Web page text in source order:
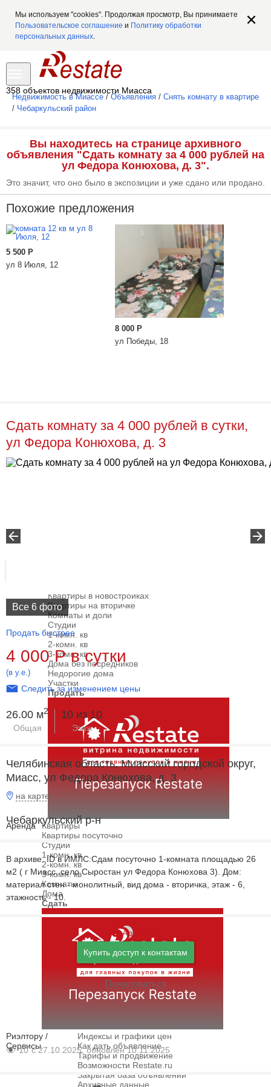
Мы используем "cookies". Продолжая просмотр, Вы принимаете
Пользовательское соглашение и Политику обработки
персональных данных.
358 объектов недвижимости Миасса
Квартиры в новостройках
Квартиры на вторичке
Комнаты и доли
Студии
1-комн. кв
2-комн. кв
3-комн. кв
Дома без посредников
Недорогие дома
Участки
Продать
Аренда
Квартиры
Квартиры посуточно
Студии
1-комн. кв
2-комн. кв
3-комн. кв
Комнаты
Дома
Сдать
Риэлтору /
Сервисы
Индексы и графики цен
Как дать объявление
Тарифы и продвижение
Возможности Restate.ru
Закрытая база объявлений
Архивные данные
Недвижимость в Миассе / Объявления / Снять комнату в квартире
/ Чебаркульский район
Вы находитесь на странице архивного
объявления "Сдать комнату за 4 000 рублей на
ул Федора Конюхова, д. 3".
Это значит, что оно было в экспозиции и уже сдано или продано.
Похожие предложения
5 500 Р
ул 8 Июля, 12
8 000 Р
ул Победы, 18
Сдать комнату за 4 000 рублей в сутки,
ул Федора Конюхова, д. 3
Все 6 фото
Продать быстрее
4 000Рв сутки
(в у.е.)
Следить за изменением цены
26.00 м2
Общая
10 из 10
Этаж
Челябинская область, Миасский городской округ,
Миасс, ул Федора Конюхова, д. 3
на карте
Чебаркульский р-н
В архиве. ID в ИМЛС:Сдам посуточно 1-комната площадью 26
м2 ( г Миасс, село Сыростан ул Федора Конюхова 3). Дом:
материал стен - монолитный, вид дома - вторичка, этаж - 6,
этажность - 10.
Архивное
Купить доступ к контактам
Пожаловаться
10 с 27.10.2025, обновлён 10.11.2025